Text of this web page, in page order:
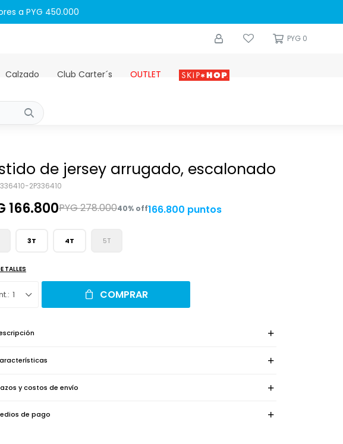
a PYG 450.000
Calzado Club Carter´s OUTLET Skip-hop
PYG 0
de jersey arrugado, escalonado
2P336410
166.800PYG278.00040 166.800 puntos
3T 4T 5T
TALLES
1 COMPRAR
y costos de envío
de pago